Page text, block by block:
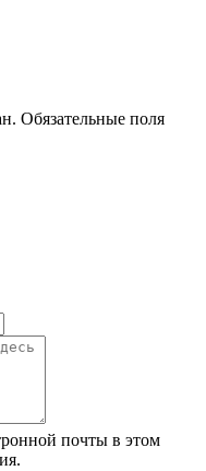
Обязательные поля
почты в этом